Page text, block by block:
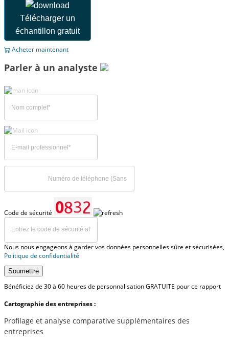
Télécharger un
échantillon gratuit
Acheter maintenant
Parler à un analyste
Code de sécurité
Nous nous engageons à garder vos données personnelles sûre et sécurisées,
Politique de confidentialité
Soumettre
Bénéficiez de 30 à 60 heures de personnalisation GRATUITE pour ce rapport
Cartographie des entreprises :
Profilage et analyse comparative supplémentaires des
entreprises